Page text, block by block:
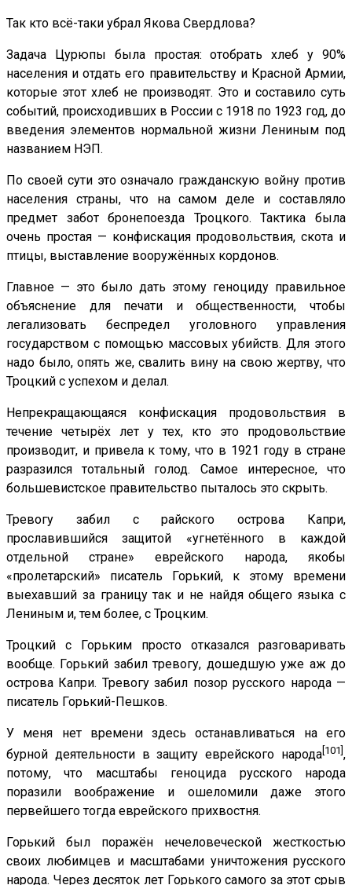
Так кто всё-таки убрал Якова Свердлова?
Задача Цурюпы была простая: отобрать хлеб у 90%
населения и отдать его правительству и Красной Армии,
которые этот хлеб не производят. Это и составило суть
событий, происходивших в России с 1918 по 1923 год, до
введения элементов нормальной жизни Лениным под
названием НЭП.
По своей сути это означало гражданскую войну против
населения страны, что на самом деле и составляло
предмет забот бронепоезда Троцкого. Тактика была
очень простая — конфискация продовольствия, скота и
птицы, выставление вооружённых кордонов.
Главное — это было дать этому геноциду правильное
объяснение для печати и общественности, чтобы
легализовать беспредел уголовного управления
государством с помощью массовых убийств. Для этого
надо было, опять же, свалить вину на свою жертву, что
Троцкий с успехом и делал.
Непрекращающаяся конфискация продовольствия в
течение четырёх лет у тех, кто это продовольствие
производит, и привела к тому, что в 1921 году в стране
разразился тотальный голод. Самое интересное, что
большевистское правительство пыталось это скрыть.
Тревогу забил с райского острова Капри,
прославившийся защитой «угнетённого в каждой
отдельной стране» еврейского народа, якобы
«пролетарский» писатель Горький, к этому времени
выехавший за границу так и не найдя общего языка с
Лениным и, тем более, с Троцким.
Троцкий с Горьким просто отказался разговаривать
вообще. Горький забил тревогу, дошедшую уже аж до
острова Капри. Тревогу забил позор русского народа —
писатель Горький-Пешков.
У меня нет времени здесь останавливаться на его
бурной деятельности в защиту еврейского народа [101] ,
потому, что масштабы геноцида русского народа
поразили воображение и ошеломили даже этого
первейшего тогда еврейского прихвостня.
Горький был поражён нечеловеческой жесткостью
своих любимцев и масштабами уничтожения русского
народа. Через десяток лет Горького самого за этот срыв